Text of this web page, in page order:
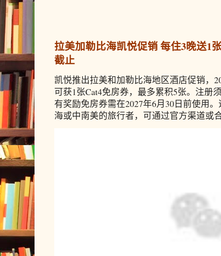
拉美加勒比海凯悦促销 每住3晚送1
截止
凯悦推出拉美和加勒比海地区酒店促销，
可获1张Cat4免房券，最多累积5张。注册
有奖励免房券需在2027年6月30日前使用
海或中南美的旅行者，可通过官方渠道或